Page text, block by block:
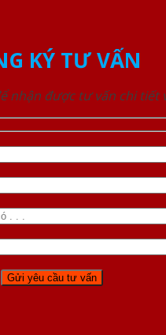
KÝ TƯ VẤN
nhận được tư vấn chi tiết